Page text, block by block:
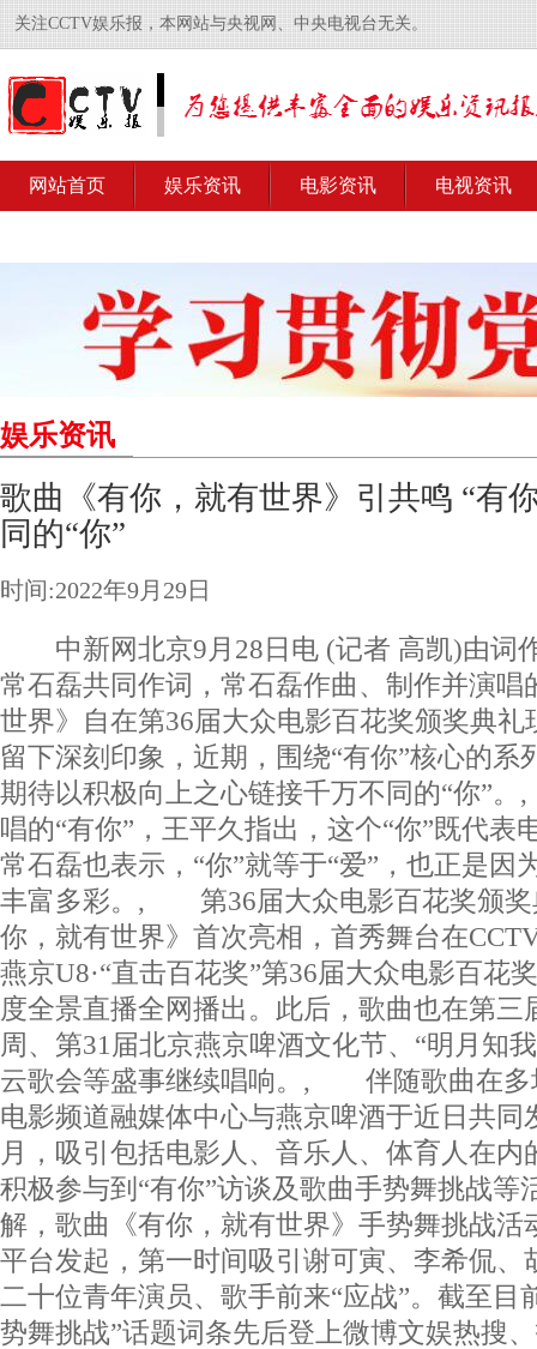
关注CCTV娱乐报，本网站与央视网、中央电视台无关。
网站首页 娱乐资讯 电影资讯 电视资讯
娱乐资讯
歌曲《有你，就有世界》引共鸣 “有
同的“你”
时间:2022年9月29日
中新网北京9月28日电 (记者 高凯)由词
常石磊共同作词，常石磊作曲、制作并演唱
世界》自在第36届大众电影百花奖颁奖典礼
留下深刻印象，近期，围绕“有你”核心的系
期待以积极向上之心链接千万不同的“你
唱的“有你”，王平久指出，这个“你”既代表
常石磊也表示，“你”就等于“爱”，也正是因
丰富多彩。, 第36届大众电影百花奖颁奖
你，就有世界》首次亮相，首秀舞台在
燕京U8·“直击百花奖”第36届大众电影百花
度全景直播全网播出。此后，歌曲也在第三
周、第31届北京燕京啤酒文化节、“明月知
云歌会等盛事继续唱响。, 伴随歌曲在多
电影频道融媒体中心与燕京啤酒于近日共同
月，吸引包括电影人、音乐人、体育人在内
积极参与到“有你”访谈及歌曲手势舞挑
解，歌曲《有你，就有世界》手势舞挑战活
平台发起，第一时间吸引谢可寅、李希侃、
二十位青年演员、歌手前来“应战”。截至目
势舞挑战”话题词条先后登上微博文娱热搜